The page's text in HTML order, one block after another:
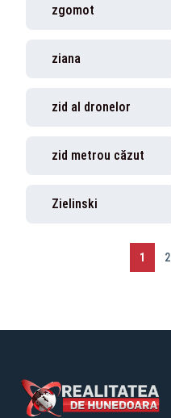
zgomot
ziana
zid al dronelor
zid metrou căzut
Zielinski
1 2